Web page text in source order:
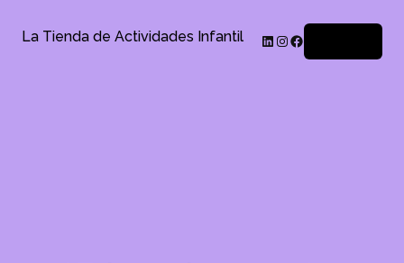
La Tienda de Actividades Infantil